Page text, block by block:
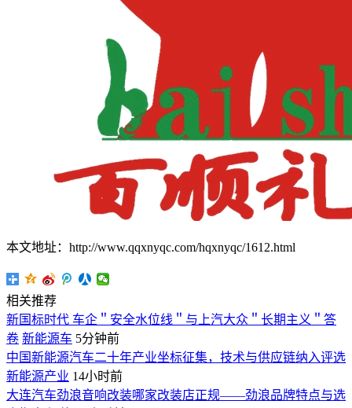
本文地址：http://www.qqxnyqc.com/hqxnyqc/1612.html
相关推荐
新国标时代 车企＂安全水位线＂与上汽大众＂长期主义＂答
卷 新能源车 5分钟前
中国新能源汽车二十年产业坐标征集，技术与供应链纳入评选
新能源产业 14小时前
大连汽车劲浪音响改装哪家改装店正规——劲浪品牌特点与选